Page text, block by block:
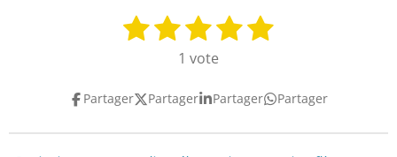
a
1
o
i
2
o
i
3
é
o
i
4
é
o
i
5
o
i
y
r
1 vote
Partager Partager Partager Partager